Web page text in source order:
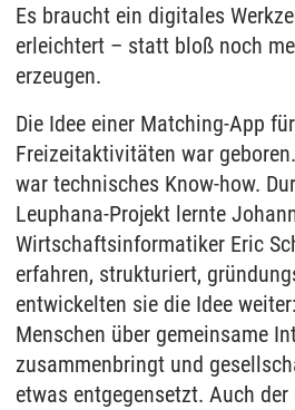
Es braucht ein digitales
erleichtert – statt bloß noch
erzeugen.
Die Idee einer Matching-App
Freizeitaktivitäten war
war technisches Know-how.
Leuphana-Projekt lernte
Wirtschaftsinformatiker Eric
erfahren, strukturiert,
entwickelten sie die Idee
Menschen über gemeinsame
zusammenbringt und
etwas entgegensetzt. Auch